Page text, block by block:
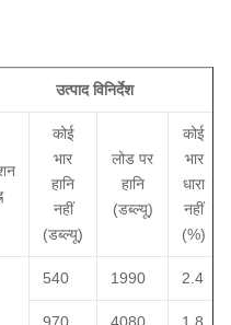
≤ 1000
तापमान नियंत्रक और
शीतलन प्रशंसक
-5 से +40 तक
उत्पाद विनिर्देश
कोई
भार
हानि
नहीं
(डब्ल्यू)
लोड पर
हानि
(डब्ल्यू)
कोई
भार
धारा
नहीं
(%)
540 1990 2.4